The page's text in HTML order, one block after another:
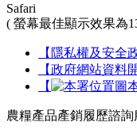
Safari
( 螢幕最佳顯示效果為
【隱私權及安全
【政府網站資料
【
農糧產品產銷履歷諮詢